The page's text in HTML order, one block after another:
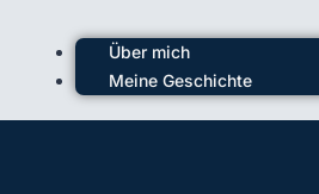
Über mich
Meine Geschichte